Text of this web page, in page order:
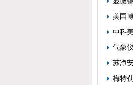
美国
中科
气象
苏净
梅特